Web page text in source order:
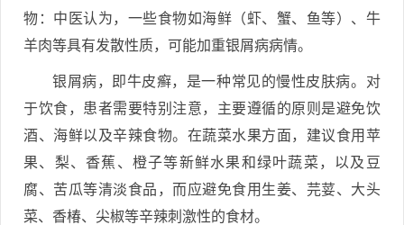
物：中医认为，一些食物如海鲜（虾、蟹、鱼等）、牛
羊肉等具有发散性质，可能加重银屑病病情。
银屑病，即牛皮癣，是一种常见的慢性皮肤病。对
于饮食，患者需要特别注意，主要遵循的原则是避免饮
酒、海鲜以及辛辣食物。在蔬菜水果方面，建议食用苹
果、梨、香蕉、橙子等新鲜水果和绿叶蔬菜，以及豆
腐、苦瓜等清淡食品，而应避免食用生姜、芫荽、大头
菜、香椿、尖椒等辛辣刺激性的食材。